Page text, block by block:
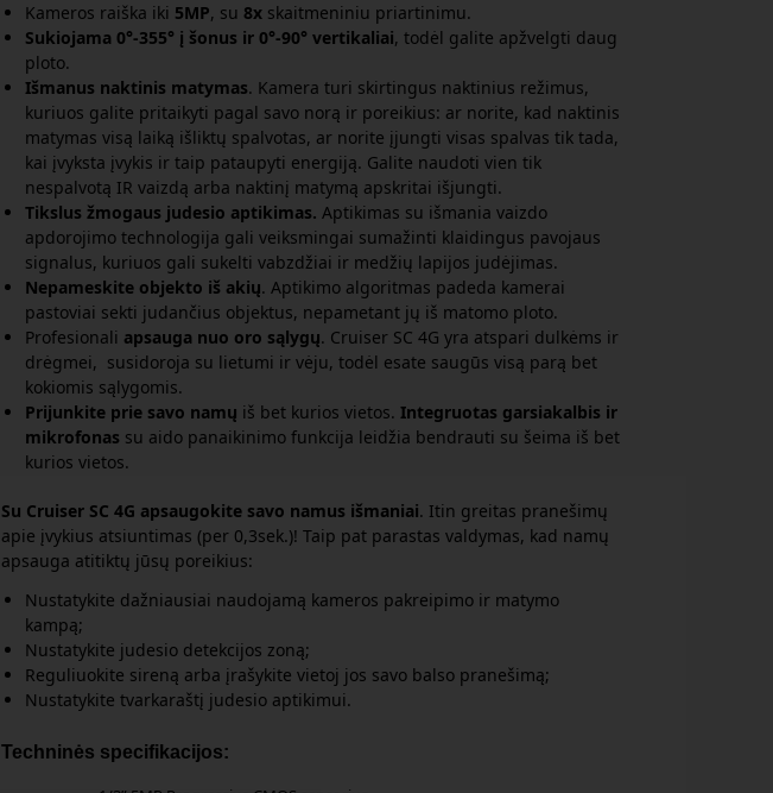
Kameros raiška iki 5MP, su 8xskaitmeniniu priartinimu.
Sukiojama 0°-355° į šonus ir 0°-90° vertikaliai, todėl galite apžvelgti daug
ploto.
Išmanus naktinis matymas. Kamera turi skirtingus naktinius režimus,
kuriuos galite pritaikyti pagal savo norą ir poreikius: ar norite, kad naktinis
matymas visą laiką išliktų spalvotas, ar norite įjungti visas spalvas tik tada,
kai įvyksta įvykis ir taip pataupyti energiją. Galite naudoti vien tik
nespalvotą IR vaizdą arba naktinį matymą apskritai išjungti.
Tikslus žmogaus judesio aptikimas. Aptikimas su išmania vaizdo
apdorojimo technologija gali veiksmingai sumažinti klaidingus pavojaus
signalus, kuriuos gali sukelti vabzdžiai ir medžių lapijos judėjimas.
Nepameskite objekto iš akių. Aptikimo algoritmas padeda kamerai
pastoviai sekti judančius objektus, nepametant jų iš matomo ploto.
Profesionali apsauga nuo oro sąlygų. Cruiser SC 4G yra atspari dulkėms ir
drėgmei, susidoroja su lietumi ir vėju, todėl esate saugūs visą parą bet
kokiomis sąlygomis.
Prijunkite prie savo namų iš bet kurios vietos. Integruotas garsiakalbis ir
mikrofonas su aido panaikinimo funkcija leidžia bendrauti su šeima iš bet
kurios vietos.
Su Cruiser SC 4G apsaugokite savo namus išmaniai. Itin greitas pranešimų
apie įvykius atsiuntimas (per 0,3sek.)! Taip pat parastas valdymas, kad namų
apsauga atitiktų jūsų poreikius:
Nustatykite dažniausiai naudojamą kameros pakreipimo ir matymo
kampą;
Nustatykite judesio detekcijos zoną;
Reguliuokite sireną arba įrašykite vietoj jos savo balso pranešimą;
Nustatykite tvarkaraštį judesio aptikimui.
Techninės specifikacijos: